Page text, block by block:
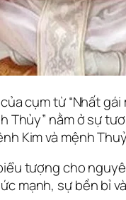
cụm từ “Nhất gái
Thủy” nằm ở sự
Kim và mệnh
tượng cho
mạnh, sự bền bỉ